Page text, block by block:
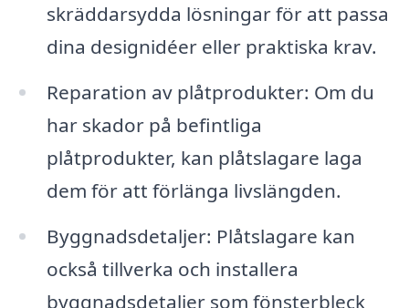
skräddarsydda lösningar för att passa
dina designidéer eller praktiska krav.
Reparation av plåtprodukter: Om du
har skador på befintliga
plåtprodukter, kan plåtslagare laga
dem för att förlänga livslängden.
Byggnadsdetaljer: Plåtslagare kan
också tillverka och installera
byggnadsdetaljer som fönsterbleck